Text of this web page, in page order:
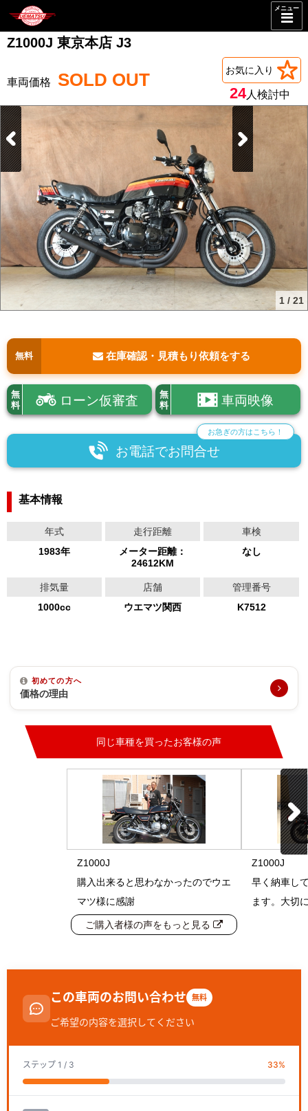
メニュー
Z1000J 東京本店 J3
SOLD OUT お気に入り
24人検討中
1 / 21
無料 在庫確認・見積もり依頼をする
無
料
ローン仮審査
無
料
車両映像
お電話でお問合せ
お急ぎの方はこちら！
基本情報
年式
1983年
走行距離
メーター距離：
24612KM
車検
なし
排気量
1000cc
店舗
ウエマツ関西
管理番号
K7512
初めての方へ
価格の理由
同じ車種を買ったお客様の声
Z1000J
購入出来ると思わなかったのでウエ
マツ様に感謝
Z1000J
早く納車し
ます。大切
ご購入者様の声をもっと見る
この車両のお問い合わせ 無料
ご希望の内容を選択してください
ステップ 1 / 3 33%